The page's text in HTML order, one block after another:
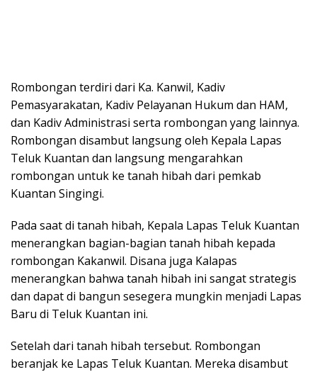
Rombongan terdiri dari Ka. Kanwil, Kadiv
Pemasyarakatan, Kadiv Pelayanan Hukum dan HAM,
dan Kadiv Administrasi serta rombongan yang lainnya.
Rombongan disambut langsung oleh Kepala Lapas
Teluk Kuantan dan langsung mengarahkan
rombongan untuk ke tanah hibah dari pemkab
Kuantan Singingi.
Pada saat di tanah hibah, Kepala Lapas Teluk Kuantan
menerangkan bagian-bagian tanah hibah kepada
rombongan Kakanwil. Disana juga Kalapas
menerangkan bahwa tanah hibah ini sangat strategis
dan dapat di bangun sesegera mungkin menjadi Lapas
Baru di Teluk Kuantan ini.
Setelah dari tanah hibah tersebut. Rombongan
beranjak ke Lapas Teluk Kuantan. Mereka disambut